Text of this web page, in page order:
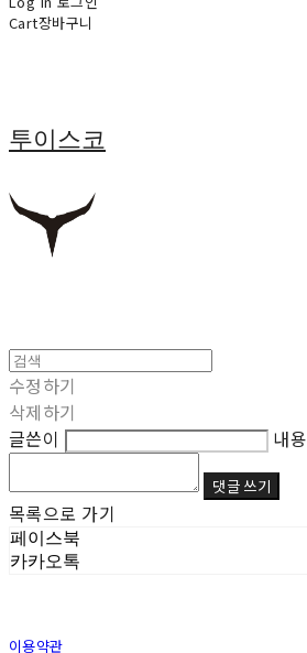
Cart장바구니
투이스코
수정하기
삭제하기
글쓴이
내용
댓글 쓰기
목록으로 가기
페이스북
카카오톡
이용약관